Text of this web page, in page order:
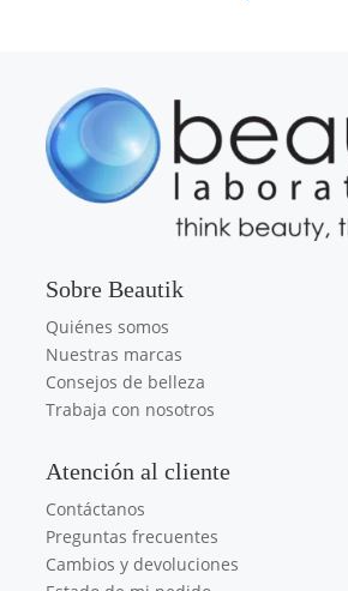
Sobre Beautik
Quiénes somos
Nuestras marcas
Consejos de belleza
Trabaja con nosotros
Atención al cliente
Contáctanos
Preguntas frecuentes
Cambios y devoluciones